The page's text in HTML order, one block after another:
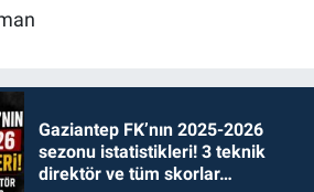
Gaziantep FK’nın 2025-2026
sezonu istatistikleri! 3 teknik
direktör ve tüm skorlar…